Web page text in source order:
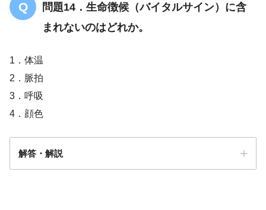
問題14．生命徴候（バイタルサイン）に含
まれないのはどれか。
1．体温
2．脈拍
3．呼吸
4．顔色
解答・解説